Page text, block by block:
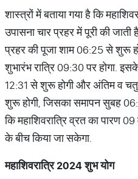
शास्त्रों में बताया गया है कि
उपासना चार प्रहर में पूरी की जाती
प्रहर की पूजा शाम 06:25 से शुरू
शुभारंभ रात्रि 09:30 पर होगा.
12:31 से शुरू होगी और अंतिम व
शुरू होगी, जिसका समापन सुबह
कि महाशिवरात्रि व्रत का पारण
के बीच किया जा सकेगा.
महाशिवरात्रि 2024 शुभ योग